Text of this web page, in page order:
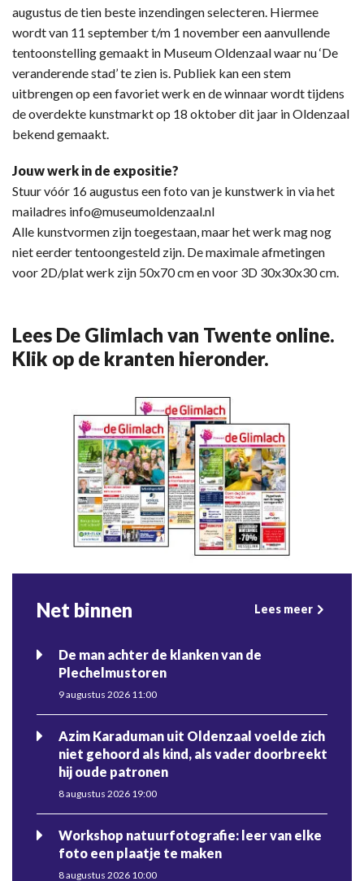
augustus de tien beste inzendingen selecteren. Hiermee
wordt van 11 september t/m 1 november een aanvullende
tentoonstelling gemaakt in Museum Oldenzaal waar nu ‘De
veranderende stad’ te zien is. Publiek kan een stem
uitbrengen op een favoriet werk en de winnaar wordt tijdens
de overdekte kunstmarkt op 18 oktober dit jaar in Oldenzaal
bekend gemaakt.
Jouw werk in de expositie?
Stuur vóór 16 augustus een foto van je kunstwerk in via het
mailadres info@museumoldenzaal.nl
Alle kunstvormen zijn toegestaan, maar het werk mag nog
niet eerder tentoongesteld zijn. De maximale afmetingen
voor 2D/plat werk zijn 50x70 cm en voor 3D 30x30x30 cm.
Lees De Glimlach van Twente online.
Klik op de kranten hieronder.
Net binnen Lees meer
De man achter de klanken van de
Plechelmustoren
9 augustus 2026 11:00
Azim Karaduman uit Oldenzaal voelde zich
niet gehoord als kind, als vader doorbreekt
hij oude patronen
8 augustus 2026 19:00
Workshop natuurfotografie: leer van elke
foto een plaatje te maken
8 augustus 2026 10:00